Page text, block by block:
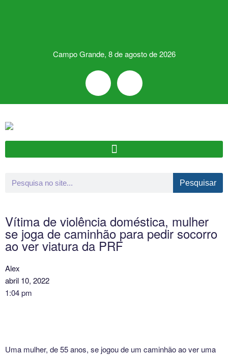
Campo Grande, 8 de agosto de 2026
Pesquisar
Vítima de violência doméstica, mulher
se joga de caminhão para pedir socorro
ao ver viatura da PRF
Alex
abril 10, 2022
1:04 pm
Uma mulher, de 55 anos, se jogou de um caminhão ao ver uma